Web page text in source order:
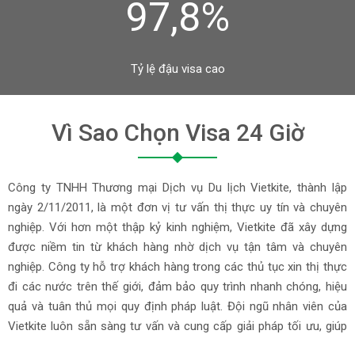
97,8%
Tỷ lệ đậu visa cao
Vì Sao Chọn Visa 24 Giờ
Công ty TNHH Thương mại Dịch vụ Du lịch Vietkite, thành lập
ngày 2/11/2011, là một đơn vị tư vấn thị thực uy tín và chuyên
nghiệp. Với hơn một thập kỷ kinh nghiệm, Vietkite đã xây dựng
được niềm tin từ khách hàng nhờ dịch vụ tận tâm và chuyên
nghiệp. Công ty hỗ trợ khách hàng trong các thủ tục xin thị thực
đi các nước trên thế giới, đảm bảo quy trình nhanh chóng, hiệu
quả và tuân thủ mọi quy định pháp luật. Đội ngũ nhân viên của
Vietkite luôn sẵn sàng tư vấn và cung cấp giải pháp tối ưu, giúp